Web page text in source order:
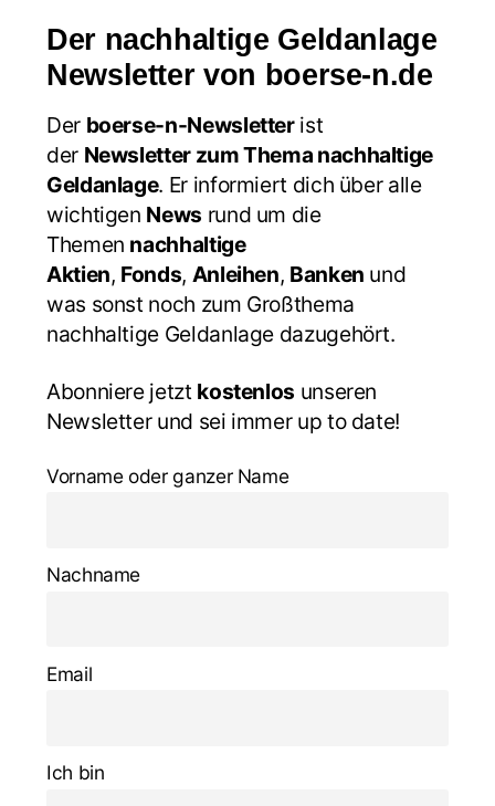
Der nachhaltige Geldanlage
Newsletter von boerse-n.de
Der boerse-n-Newsletterist
der Newsletter zum Thema nachhaltige
Geldanlage. Er informiert dich über alle
wichtigen News rund um die
Themen nachhaltige
Aktien, Fonds, Anleihen, Banken und
was sonst noch zum Großthema
nachhaltige Geldanlage dazugehört.
Abonniere jetzt kostenlos unseren
Newsletter und sei immer up to date!
Vorname oder ganzer Name
Nachname
Email
Ich bin